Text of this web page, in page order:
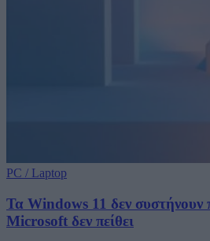
PC / Laptop
Τα Windows 11 δεν συστήνουν
Microsoft δεν πείθει